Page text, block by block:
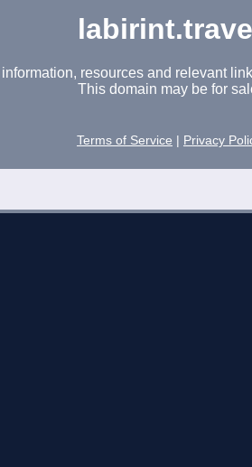
resources and relevant
This domain may be for
Terms of Service Privacy